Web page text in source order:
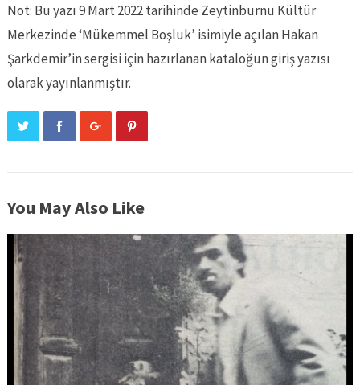
Not: Bu yazı 9 Mart 2022 tarihinde Zeytinburnu Kültür
Merkezinde ‘Mükemmel Boşluk’ isimiyle açılan Hakan
Şarkdemir’in sergisi için hazırlanan kataloğun giriş yazısı
olarak yayınlanmıştır.
You May Also Like